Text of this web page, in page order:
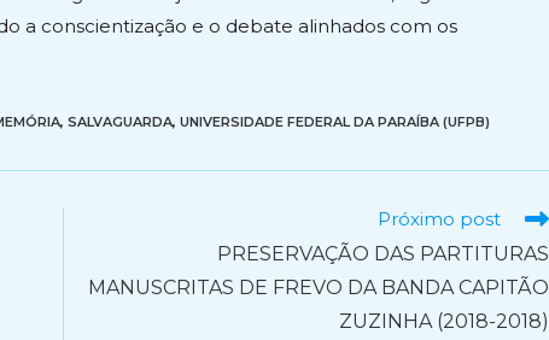
a conscientização e o debate alinhados com os
, SALVAGUARDA, UNIVERSIDADE FEDERAL DA PARAÍBA (UFPB)
Próximo post
PRESERVAÇÃO DAS PARTITURAS
MANUSCRITAS DE FREVO DA BANDA CAPITÃO
ZUZINHA (2018-2018)